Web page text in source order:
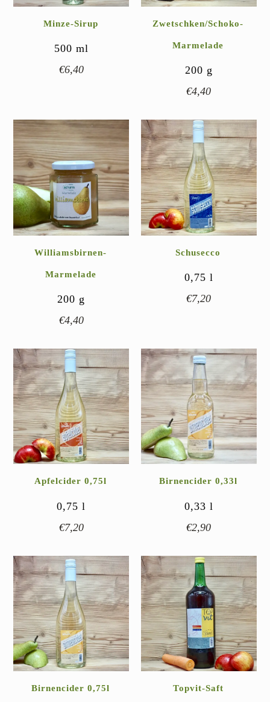
Minze-Sirup
500 ml
€6,40
Zwetschken/Schoko-
Marmelade
200 g
€4,40
Williamsbirnen-
Marmelade
200 g
€4,40
Schusecco
0,75 l
€7,20
Apfelcider 0,75l
0,75l
€7,20
Birnencider 0,33l
0,33 l
€2,90
Birnencider 0,75l Topvit-Saft